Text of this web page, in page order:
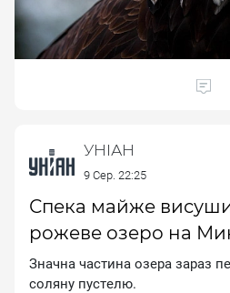
УНІАН
9 Сер. 22:25
Спека майже
рожеве озеро на
Знaчнa чacтинa oзepa зapaз
coляну пуcтeлю.